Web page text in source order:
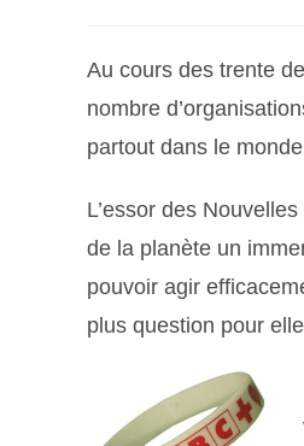
Au cours des trente
nombre
partout dans le
L’essor des
de la planète un
pouvoir agir
plus question pour